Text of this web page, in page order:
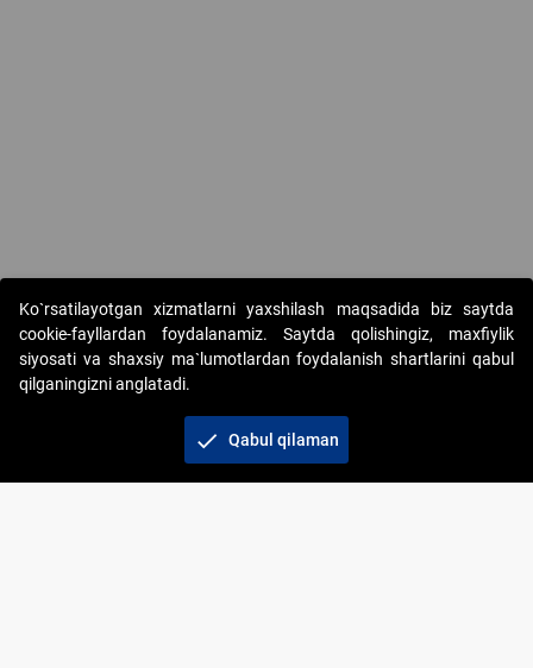
Copyright © 2017-2026. "Elektron onlayn-auksionlarni
tashkil etish" AJ. Barcha huquqlar himoyalangan
Ko`rsatilayotgan xizmatlarni yaxshilash maqsadida biz saytda
cookie-fayllardan foydalanamiz. Saytda qolishingiz, maxfiylik
siyosati va shaxsiy ma`lumotlardan foydalanish shartlarini qabul
qilganingizni anglatadi.
check Qabul qilaman